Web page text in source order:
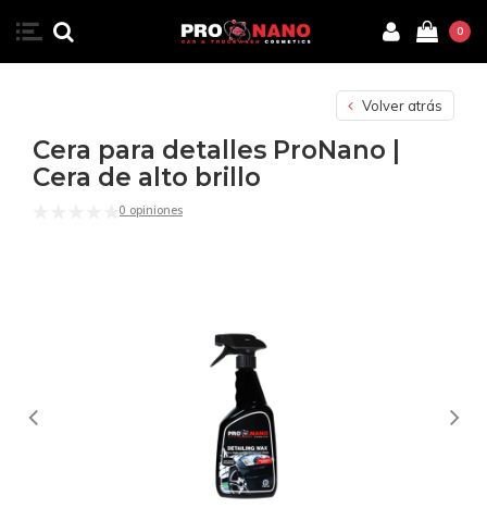
0
Volver atrás
Cera para detalles ProNano |
Cera de alto brillo
0 opiniones